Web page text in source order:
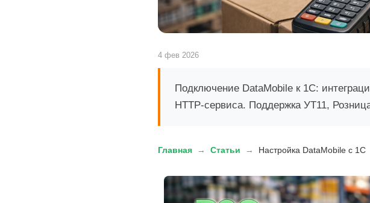
4 фев 2026
Подключение DataMobile к 1С:
HTTP-сервиса. Поддержка УТ11,
Главная → Статьи → Настройка DataMobile с 1С